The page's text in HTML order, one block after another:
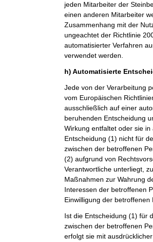
jeden Mitarbeiter der
einen anderen Mitarbeiter
Zusammenhang mit der
ungeachtet der Richtlinie
automatisierter Verfahren
verwendet werden.
h) Automatisierte
Jede von der Verarbeitung
vom Europäischen
ausschließlich auf einer
beruhenden Entscheidung
Wirkung entfaltet oder sie
Entscheidung (1) nicht für
zwischen der betroffenen
(2) aufgrund von
Verantwortliche unterliegt,
Maßnahmen zur Wahrung
Interessen der betroffenen
Einwilligung der betroffenen
Ist die Entscheidung (1) für
zwischen der betroffenen
erfolgt sie mit